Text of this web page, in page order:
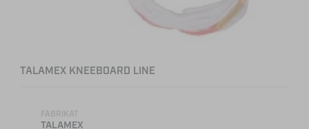
TALAMEX KNEEBOARD LINE
FABRIKAT
TALAMEX